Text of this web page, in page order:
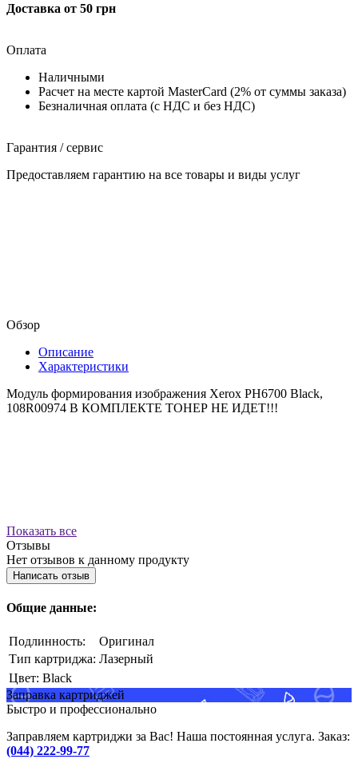
Доставка от 50 грн
Оплата
Наличными
Расчет на месте картой MasterCard (2% от суммы заказа)
Безналичная оплата (с НДС и без НДС)
Гарантия / сервис
Предоставляем гарантию на все товары и виды услуг
Обзор
Описание
Характеристики
Модуль формирования изображения Xerox PH6700 Black,
108R00974 В КОМПЛЕКТЕ ТОНЕР НЕ ИДЕТ!!!
Показать все
Отзывы
Нет отзывов к данному продукту
Написать отзыв
Общие данные:
Подлинность:
Оригинал
Тип картриджа: Лазерный
Цвет: Black
Заправка картриджей
Быстро и профессионально
Заправляем картриджи за Вас! Наша постоянная услуга. Заказ:
(044) 222-99-77